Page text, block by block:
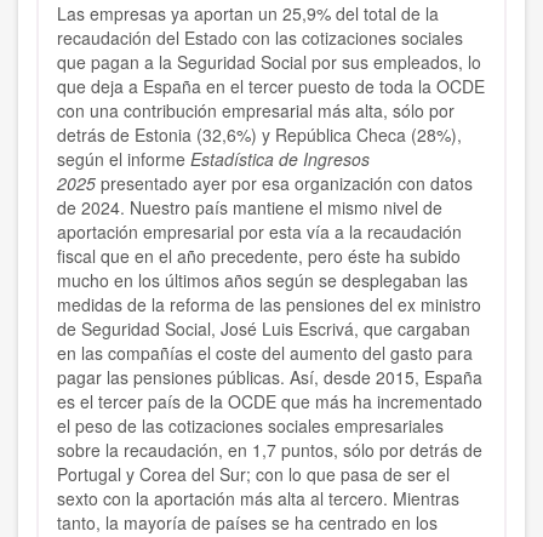
Las empresas ya aportan un 25,9% del total de la
recaudación del Estado con las cotizaciones sociales
que pagan a la Seguridad Social por sus empleados, lo
que deja a España en el tercer puesto de toda la OCDE
con una contribución empresarial más alta, sólo por
detrás de Estonia (32,6%) y República Checa (28%),
según el informe Estadística de Ingresos
2025 presentado ayer por esa organización con datos
de 2024. Nuestro país mantiene el mismo nivel de
aportación empresarial por esta vía a la recaudación
fiscal que en el año precedente, pero éste ha subido
mucho en los últimos años según se desplegaban las
medidas de la reforma de las pensiones del ex ministro
de Seguridad Social, José Luis Escrivá, que cargaban
en las compañías el coste del aumento del gasto para
pagar las pensiones públicas. Así, desde 2015, España
es el tercer país de la OCDE que más ha incrementado
el peso de las cotizaciones sociales empresariales
sobre la recaudación, en 1,7 puntos, sólo por detrás de
Portugal y Corea del Sur; con lo que pasa de ser el
sexto con la aportación más alta al tercero. Mientras
tanto, la mayoría de países se ha centrado en los